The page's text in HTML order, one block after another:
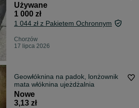
Używane
1 000 zł
1 044 zł z Pakietem Ochronnym
Chorzów
17 lipca 2026
Geowłóknina na padok, lonżownik
mata włóknina ujeżdżalnia
Nowe
3,13 zł